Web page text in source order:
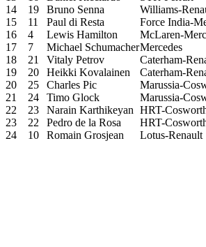
14
19 Bruno Senna Williams-
15
11 Paul di Resta Force India-
16
4 Lewis Hamilton McLaren-
17
7 Michael SchumacherMercedes
18
21 Vitaly Petrov Caterham-
19
20 Heikki Kovalainen Caterham-
20
25 Charles Pic Marussia-
21
24 Timo Glock Marussia-
22
23 Narain Karthikeyan HRT-
23
22 Pedro de la Rosa HRT-
24
10 Romain Grosjean Lotus-Renault